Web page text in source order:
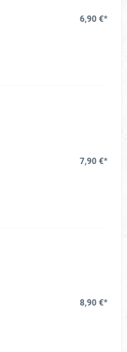
6,90 €*
7,90 €*
8,90 €*